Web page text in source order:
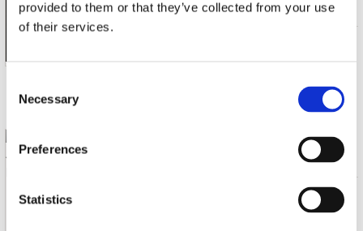
provided to them or that they’ve collected from your use
of their services.
Selection
Necessary
Preferences
Statistics
TENDERLY
€ 18.95